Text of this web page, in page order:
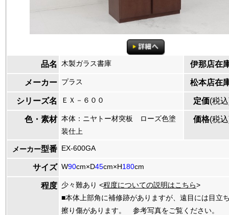
品名 木製ガラス書庫 伊那店在
メーカー プラス 松本店在
シリーズ名 ＥＸ－６００ 定価(税
色・素材 本体：ニヤトー材突板 ローズ色塗
装仕上
価格(税
メーカー型番 EX-600GA
サイズ W90cm×D45cm×H180cm
程度 少々難あり <程度についての説明はこちら>
■本体上部角に補修跡がありますが、遠目には目立
擦り傷があります。 参考写真をご覧ください。